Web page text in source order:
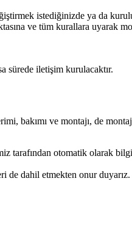
istediğinizde ya da
ve tüm kurallara uyarak
sürede iletişim kurulacaktır.
bakımı ve montajı, de
tarafından otomatik olarak
de dahil etmekten onur duyarız.